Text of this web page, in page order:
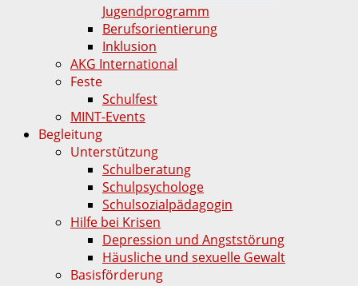
Jugendprogramm
Berufsorientierung
Inklusion
AKG International
Feste
Schulfest
MINT-Events
Begleitung
Unterstützung
Schulberatung
Schulpsychologe
Schulsozialpädagogin
Hilfe bei Krisen
Depression und Angststörung
Häusliche und sexuelle Gewalt
Basisförderung